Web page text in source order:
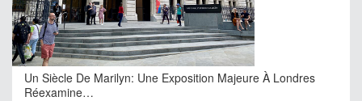
Un Siècle De Marilyn: Une Exposition Majeure À Londres
Réexamine…